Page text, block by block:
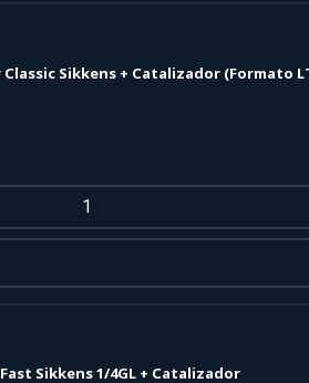
Sikkens + Catalizador (Formato
Sikkens 1/4GL + Catalizador